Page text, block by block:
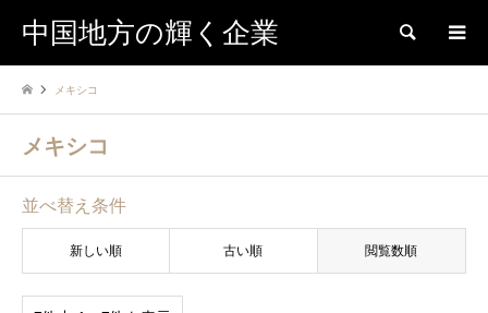
中国地方の輝く企業 検索
メキシコ
メキシコ
並べ替え条件
新しい順 古い順 閲覧数順